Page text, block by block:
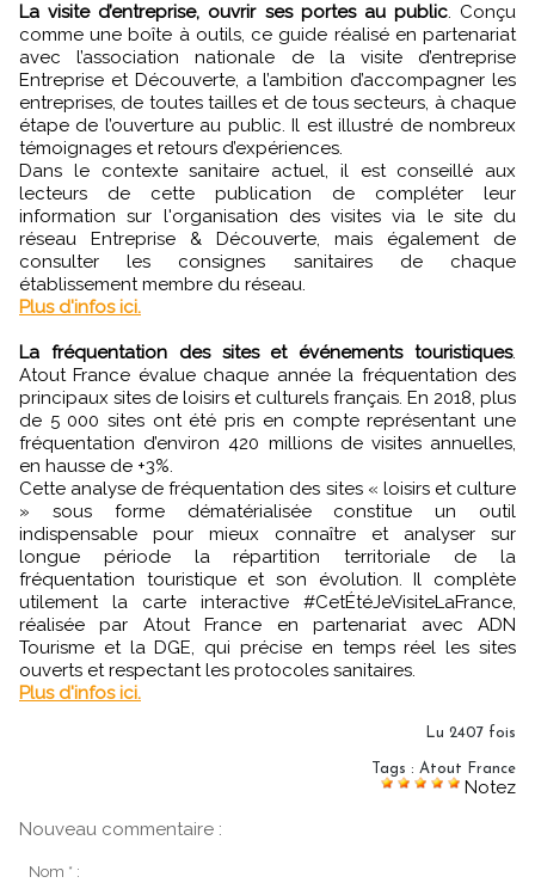
La visite d’entreprise, ouvrir ses portes au public. Conçu
comme une boîte à outils, ce guide réalisé en partenariat
avec l’association nationale de la visite d’entreprise
Entreprise et Découverte, a l’ambition d’accompagner les
entreprises, de toutes tailles et de tous secteurs, à chaque
étape de l’ouverture au public. Il est illustré de nombreux
témoignages et retours d’expériences.
Dans le contexte sanitaire actuel, il est conseillé aux
lecteurs de cette publication de compléter leur
information sur l'organisation des visites via le site du
réseau Entreprise & Découverte, mais également de
consulter les consignes sanitaires de chaque
établissement membre du réseau.
Plus d'infos ici.
La fréquentation des sites et événements touristiques.
Atout France évalue chaque année la fréquentation des
principaux sites de loisirs et culturels français. En 2018, plus
de 5 000 sites ont été pris en compte représentant une
fréquentation d’environ 420 millions de visites annuelles,
en hausse de +3%.
Cette analyse de fréquentation des sites « loisirs et culture
» sous forme dématérialisée constitue un outil
indispensable pour mieux connaître et analyser sur
longue période la répartition territoriale de la
fréquentation touristique et son évolution. Il complète
utilement la carte interactive #CetÉtéJeVisiteLaFrance,
réalisée par Atout France en partenariat avec ADN
Tourisme et la DGE, qui précise en temps réel les sites
ouverts et respectant les protocoles sanitaires.
Plus d'infos ici.
Lu 2407 fois
Tags : Atout France
Notez
Nouveau commentaire :
Nom * :